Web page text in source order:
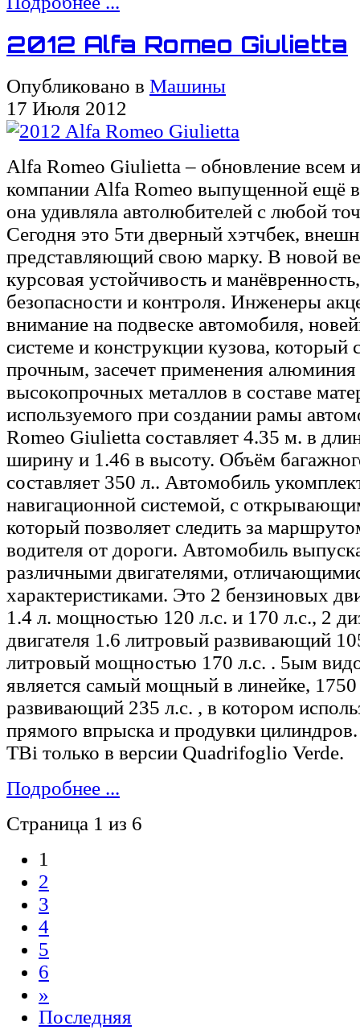
2012 Alfa Romeo Giulietta
Опубликовано в Машины
17 Июля 2012
Alfa Romeo Giulietta – обновление всем
компании Alfa Romeo выпущенной ещё в
она удивляла автолюбителей с любой
Сегодня это 5ти дверный хэтчбек,
представляющий свою марку. В новой
курсовая устойчивость и
безопасности и контроля. Инженеры
внимание на подвеске автомобиля,
системе и конструкции кузова, который
прочным, засечет применения
высокопрочных металлов в составе
используемого при создании рамы
Romeo Giulietta составляет 4.35 м. в
ширину и 1.46 в высоту. Объём
составляет 350 л.. Автомобиль
навигационной системой, с
который позволяет следить за
водителя от дороги. Автомобиль
различными двигателями,
характеристиками. Это 2 бензиновых
1.4 л. мощностью 120 л.с. и 170 л.с., 2
двигателя 1.6 литровый развивающий
литровый мощностью 170 л.с. . 5ым
является самый мощный в линейке,
развивающий 235 л.с. , в котором
прямого впрыска и продувки
TBi только в версии Quadrifoglio Verde.
Подробнее ...
Страница 1 из 6
1
2
3
4
5
6
»
Последняя